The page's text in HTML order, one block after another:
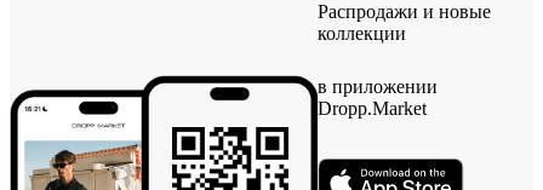
Распродажи и новые
коллекции
в приложении
Dropp.Market